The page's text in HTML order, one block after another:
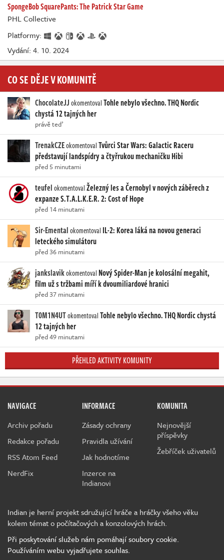
SpongeBob SquarePants: The Patrick Star Game
PHL Collective
Platformy:
Vydání: 4. 10. 2024
CO SE DĚJE V KOMUNITĚ
ChocolateJJokomentovalTohle nebylo všechno. THQ Nordic
chystá 12 tajných her
právě teď
TrenakCZEokomentovalTvůrci Star Wars: Galactic Raceru
představují landspídry a čtyřrukou mechaničku Hibi
před 5 minutami
teufelokomentovalŽelezný les a Černobyl v nových záběrech z
expanze S.T.A.L.K.E.R. 2: Cost of Hope
před 14 minutami
Sir-Ementalokomentoval IL-2: Korea láká na novou generaci
leteckého simulátoru
před 36 minutami
jankslavikokomentoval Nový Spider-Man je kolosální megahit,
film už s tržbami míří k dvoumiliardové hranici
před 37 minutami
T0M1N4UTokomentovalTohle nebylo všechno. THQ Nordic chystá
12 tajných her
před 49 minutami
PŘEHLED AKTIVITY KOMUNITY
NAVIGACE
Archiv pořadu
Redakce pořadu
RSS Atom Feed
NerdFix
INFORMACE
Zásady ochrany
Pravidla užívání
Jak hodnotíme
Inzerce na
Indianovi
KOMUNITA
Nejnovější
příspěvky
Žebříček uživatelů
Indian je herní projekt sdružující hráče a hráčky všeho věku
kolem témat o počítačových a konzolových hrách.
Při poskytování služeb nám pomáhají soubory cookie.
Používáním webu vyjadřujete souhlas.